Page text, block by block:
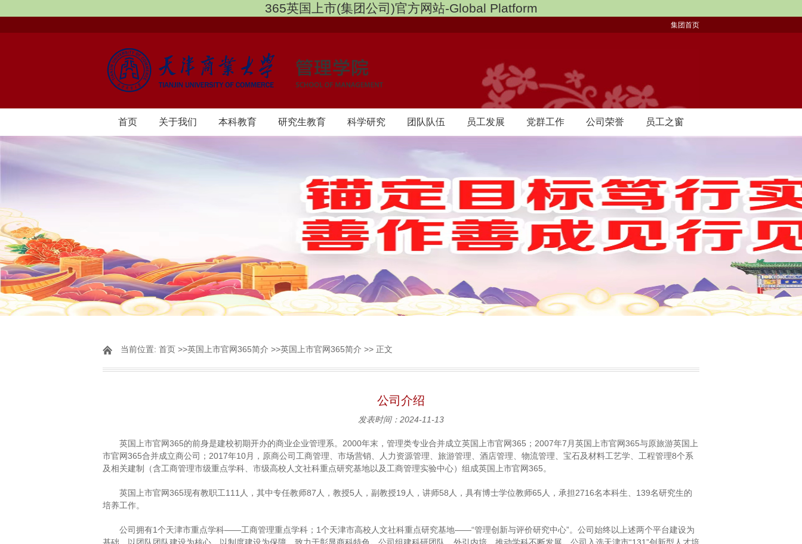
365英国上市(集团公司)官方网站-Global Platform
集团首页
首页 ​关于我们 本科教育 研究生教育 科学研究 团队队伍 员工发展 党群工作 公司荣誉 员工之窗
当前位置: 首页 >>​英国上市官网365简介 >>​英国上市官网365简介 >> 正文
公司介绍
发表时间：2024-11-13
​英国上市官网365的前身是建校初期开办的商业企业管理系。2000年末，管理类专业合并成立​英国上市官网365；2007年7月​英国上市官网365与原旅游​英国上
市官网365合并成立商公司；2017年10月，原商公司工商管理、市场营销、人力资源管理、旅游管理、酒店管理、物流管理、宝石及材料工艺学、工程管理8个系
及相关建制（含工商管理市级重点学科、市级高校人文社科重点研究基地以及工商管理实验中心）组成​英国上市官网365。
​英国上市官网365现有教职工111人，其中专任教师87人，教授5人，副教授19人，讲师58人，具有博士学位教师65人，承担2716名本科生、139名研究生的
培养工作。
公司拥有1个天津市重点学科——工商管理重点学科；1个天津市高校人文社科重点研究基地——“管理创新与评价研究中心”。公司始终以上述两个平台建设为